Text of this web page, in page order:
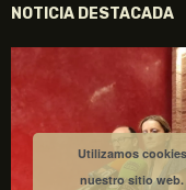
NOTICIA DESTACADA
Utilizamos
nuestro sitio